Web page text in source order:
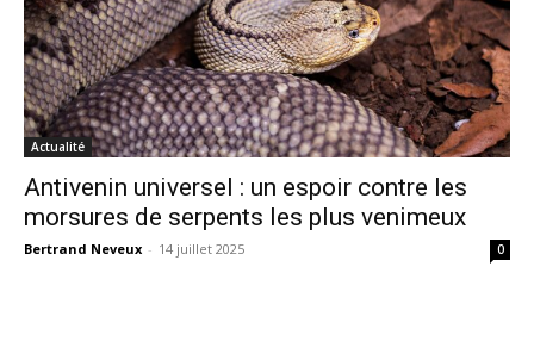
Actualité
Antivenin universel : un espoir contre les
morsures de serpents les plus venimeux
Bertrand Neveux - 14 juillet 2025 0